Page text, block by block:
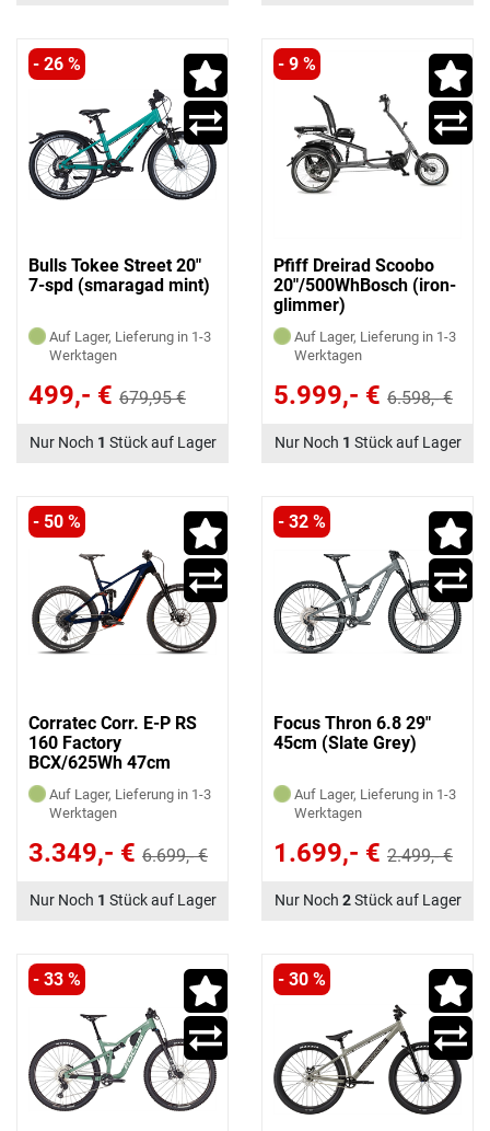
- 26 %
Bulls Tokee Street 20"
7-spd (smaragad mint)
Auf Lager, Lieferung in 1-3
Werktagen
499,- € 679,95 €
Nur Noch 1 Stück auf Lager
- 9 %
Pfiff Dreirad Scoobo
20"/500WhBosch (iron-
glimmer)
Auf Lager, Lieferung in 1-3
Werktagen
5.999,- € 6.598,- €
Nur Noch 1 Stück auf Lager
- 50 %
Corratec Corr. E-P RS
160 Factory
BCX/625Wh 47cm
blue/gray/
(blue/gray/orange)
Auf Lager, Lieferung in 1-3
Werktagen
3.349,- € 6.699,- €
Nur Noch 1 Stück auf Lager
- 32 %
Focus Thron 6.8 29"
45cm (Slate Grey)
Auf Lager, Lieferung in 1-3
Werktagen
1.699,- € 2.499,- €
Nur Noch 2Stück auf Lager
- 33 % - 30 %